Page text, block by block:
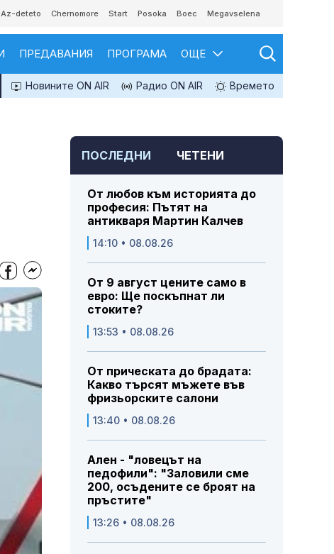
Az-deteto Chernomore Start Posoka Boec Megavselena
ПРЕДАВАНИЯ ПРОГРАМА ОЩЕ
Новините ON AIR Радио ON AIR Времето
ПОСЛЕДНИ ЧЕТЕНИ
От любов към историята до
професия: Пътят на
антикваря Мартин Калчев
14:10 • 08.08.26
От 9 август цените само в
евро: Ще поскъпнат ли
стоките?
13:53 • 08.08.26
От прическата до брадата:
Какво търсят мъжете във
фризьорските салони
13:40 • 08.08.26
Ален - "ловецът на
педофили": "Заловили сме
200, осъдените се броят на
пръстите"
13:26 • 08.08.26